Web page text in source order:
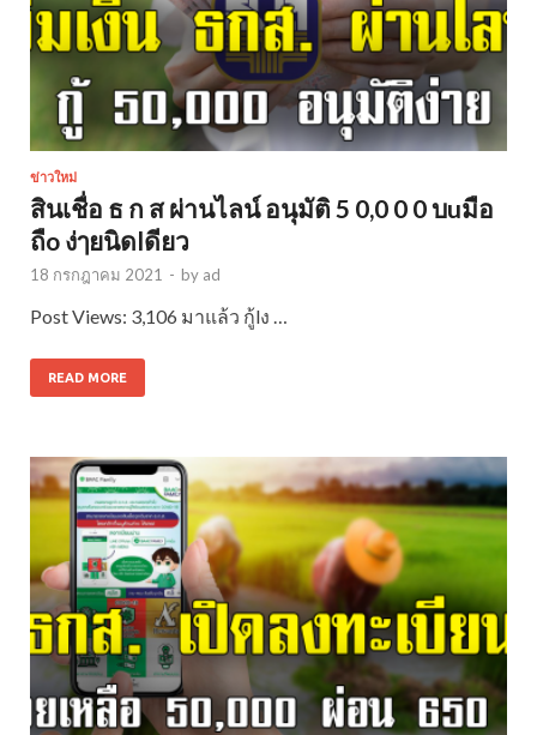
ข่าวใหม่
สินเชื่อ ธ ก ส ผ่านไลน์ อนุมัติ 5 0,0 0 0 บuมือ
ถืo ง่ๅยนิดlดียว
18 กรกฎาคม 2021 - by ad
Post Views: 3,106 มาแล้ว กู้lง …
READ MORE